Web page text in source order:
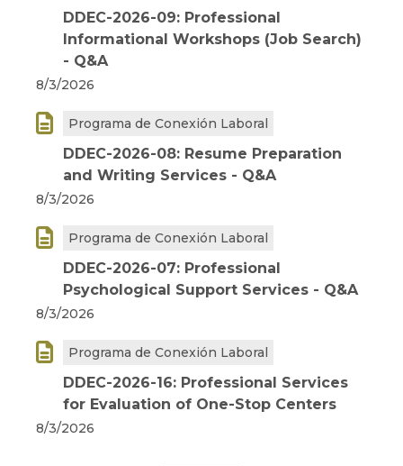
DDEC-2026-09: Professional
Informational Workshops (Job Search)
- Q&A
8/3/2026
 Programa de Conexión Laboral
DDEC-2026-08: Resume Preparation
and Writing Services - Q&A
8/3/2026
 Programa de Conexión Laboral
DDEC-2026-07: Professional
Psychological Support Services - Q&A
8/3/2026
 Programa de Conexión Laboral
DDEC-2026-16: Professional Services
for Evaluation of One-Stop Centers
8/3/2026